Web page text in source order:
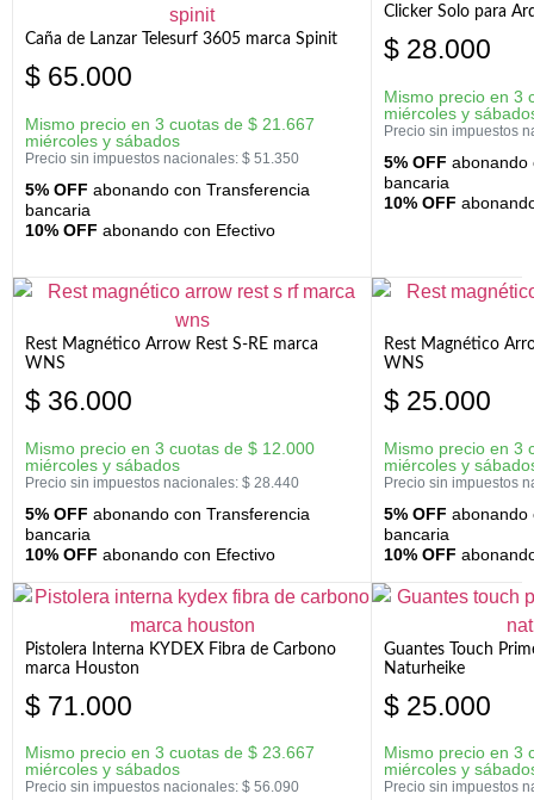
Caña de Lanzar Telesurf 3605 marca Spinit
$ 65.000
Mismo precio en 3 cuotas de $ 21.667
miércoles y sábados
Precio sin impuestos nacionales: $ 51.350
5% OFF abonando con Transferencia
bancaria
10% OFF abonando con Efectivo
Clicker Solo para
$ 28.000
Mismo precio en 3
miércoles y
Precio sin impuestos
5% OFF abonando
bancaria
10% OFF
Rest Magnético Arrow Rest S-RE marca
WNS
$ 36.000
Mismo precio en 3 cuotas de $ 12.000
miércoles y sábados
Precio sin impuestos nacionales: $ 28.440
5% OFF abonando con Transferencia
bancaria
10% OFF abonando con Efectivo
Rest Magnético
WNS
$ 25.000
Mismo precio en 3
miércoles y
Precio sin impuestos
5% OFF abonando
bancaria
10% OFF
Pistolera Interna KYDEX Fibra de Carbono
marca Houston
$ 71.000
Mismo precio en 3 cuotas de $ 23.667
miércoles y sábados
Precio sin impuestos nacionales: $ 56.090
Guantes Touch
Naturheike
$ 25.000
Mismo precio en 3
miércoles y
Precio sin impuestos